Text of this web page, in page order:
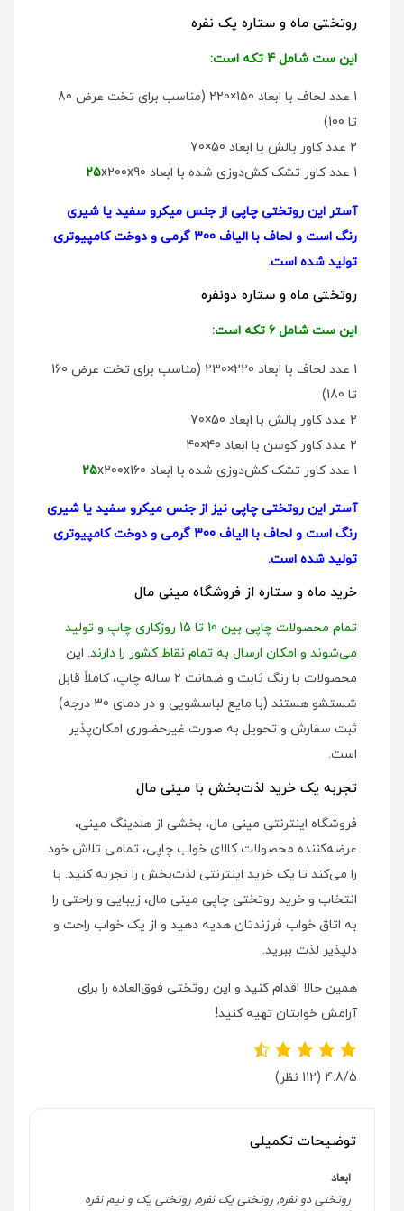
روتختی ماه و ستاره یک نفره
این ست شامل 4 تکه است:
1 عدد لحاف با ابعاد 150×220 (مناسب برای تخت عرض 80
تا 100)
2 عدد کاور بالش با ابعاد 50×70
1 عدد کاور تشک کش‌دوزی شده با ابعاد
25x200x90
آستر این روتختی چاپی از جنس میکرو سفید یا شیری
رنگ است و لحاف با الیاف 300 گرمی و دوخت کامپیوتری
تولید شده است.
روتختی ماه و ستاره دو‌نفره
این ست شامل 6 تکه است:
1 عدد لحاف با ابعاد 220×230 (مناسب برای تخت عرض 160
تا 180)
2 عدد کاور بالش با ابعاد 50×70
2 عدد کاور کوسن با ابعاد 40×40
1 عدد کاور تشک کش‌دوزی شده با ابعاد
25x200x160
آستر این روتختی چاپی نیز از جنس میکرو سفید یا شیری
رنگ است و لحاف با الیاف 300 گرمی و دوخت کامپیوتری
تولید شده است.
خرید ماه و ستاره از فروشگاه مینی مال
تمام محصولات چاپی بین 10 تا 15 روزکاری چاپ و تولید
می‌شوند و امکان ارسال به تمام نقاط کشور را دارند. این
محصولات با رنگ ثابت و ضمانت 2 ساله چاپ، کاملاً قابل
شستشو هستند (با مایع لباسشویی و در دمای 30 درجه)
ثبت سفارش و تحویل به صورت غیرحضوری امکان‌پذیر
است.
تجربه یک خرید لذت‌بخش با مینی مال
فروشگاه اینترنتی مینی مال، بخشی از هلدینگ مینی،
عرضه‌کننده محصولات کالای خواب چاپی، تمامی تلاش خود
را می‌کند تا یک خرید اینترنتی لذت‌بخش را تجربه کنید. با
انتخاب و خرید روتختی چاپی مینی مال، زیبایی و راحتی را
به اتاق خواب فرزندتان هدیه دهید و از یک خواب راحت و
دلپذیر لذت ببرید.
همین حالا اقدام کنید و این روتختی فوق‌العاده را برای
آرامش خوابتان تهیه کنید!
4.8/5 (112 نظر)
توضیحات تکمیلی
ابعاد
روتختی دو نفره, روتختی یک نفره, روتختی یک و نیم نفره